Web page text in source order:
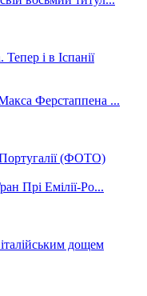
і в Іспанії
(ФОТО)
дощем